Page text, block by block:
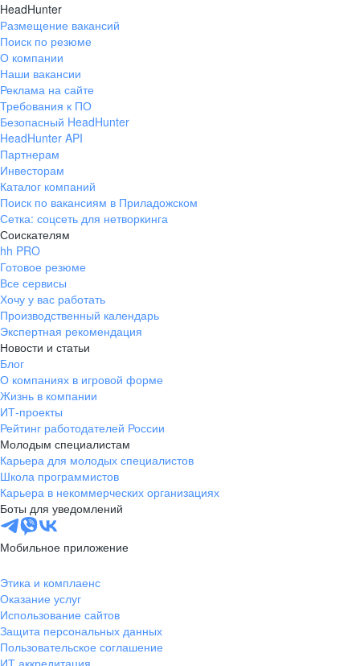
HeadHunter
Размещение вакансий
Поиск по резюме
О компании
Наши вакансии
Реклама на сайте
Требования к ПО
Безопасный HeadHunter
HeadHunter API
Партнерам
Инвесторам
Каталог компаний
Поиск по вакансиям в Приладожском
Сетка: соцсеть для нетворкинга
Соискателям
hh PRO
Готовое резюме
Все сервисы
Хочу у вас работать
Производственный календарь
Экспертная рекомендация
Новости и статьи
Блог
О компаниях в игровой форме
Жизнь в компании
ИТ-проекты
Рейтинг работодателей России
Молодым специалистам
Карьера для молодых специалистов
Школа программистов
Карьера в некоммерческих организациях
Боты для уведомлений
Мобильное приложение
Этика и комплаенс
Оказание услуг
Использование сайтов
Защита персональных данных
Пользовательское соглашение